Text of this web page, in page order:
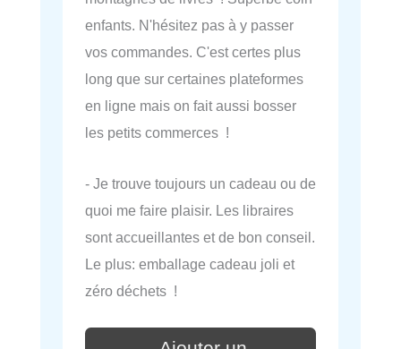
enfants. N'hésitez pas à y passer
vos commandes. C'est certes plus
long que sur certaines plateformes
en ligne mais on fait aussi bosser
les petits commerces !
- Je trouve toujours un cadeau ou de
quoi me faire plaisir. Les libraires
sont accueillantes et de bon conseil.
Le plus: emballage cadeau joli et
zéro déchets !